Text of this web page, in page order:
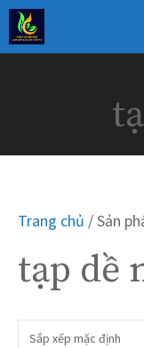
Chuyển
đến
nội
Trang chủ / Sản
tạp dề